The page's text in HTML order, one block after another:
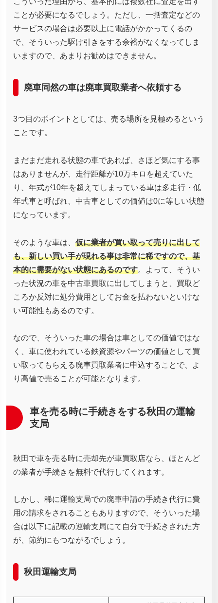
ことが必要になるでしょう。ただし、一括査定などの
サービスの場合は必要以上に電話がかかってくるの
で、そういった駆け引きをする余裕がなくなってしま
いますので、あまりお勧めはできません。
廃車同然の車は廃車買取業者へ依頼する
3つ目のポイントとしては、売る場所を見極めるという
ことです。
まだまだ走れる状態の車であれば、さほど気にする事
はありませんが、走行距離が10万キロを超えていた
り、年式が10年を超えてしまっている車は多走行・低
年式車と呼ばれ、中古車としての価値は0に等しい状態
になっています。
そのような車は、 仮に業者が買い取って売りに出して
も、新しい買い手が現れる事は非常に稀ですので、基
本的に需要がない状態にあるのです。よって、そうい
った状況の車を中古車買取に出してしまうと、買取ど
ころか反対に処分費用としてお金を払わないといけな
い可能性もあるのです。
なので、そういった車の場合は車としての価値ではな
く、車に使われている鉄資源やパーツの価値として買
い取ってもらえる廃車買取業者に申込することで、よ
り高値で売ることが可能となります。
車を売る時に手続きをする秋田の運輸
支局
秋田で車を売る時に売却先が車買取店なら、ほとんど
の業者が手続きを無料で代行してくれます。
しかし、稀に運輸支局での廃車申請の手続き代行に費
用の請求をされることもありますので、そういった場
合は以下に記載の運輸支局にて自分で手続きされた方
が、節約にもつながるでしょう。
秋田運輸支局